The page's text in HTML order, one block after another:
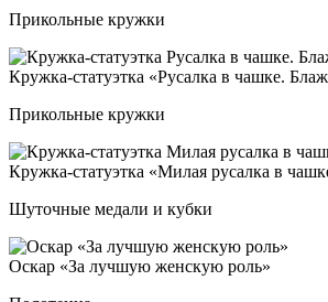
Прикольные кружки
Круж­ка-ста­ту­эт­ка «Русал­ка в чаш­ке.
Прикольные кружки
Круж­ка-ста­ту­эт­ка «Милая ру­сал­ка в
Шуточные медали и кубки
Оскар «За луч­шую жен­скую роль»